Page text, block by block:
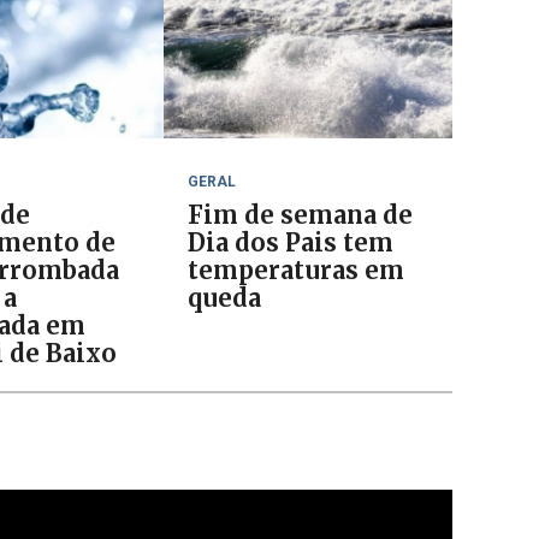
de
em
de Baixo
GERAL
Fim de semana de
Dia dos Pais tem
temperaturas em
queda